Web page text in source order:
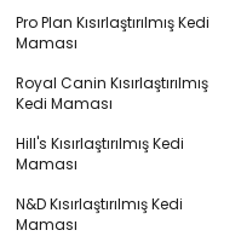
Pro Plan Kısırlaştırılmış Kedi
Maması
Royal Canin Kısırlaştırılmış
Kedi Maması
Hill's Kısırlaştırılmış Kedi
Maması
N&D Kısırlaştırılmış Kedi
Maması